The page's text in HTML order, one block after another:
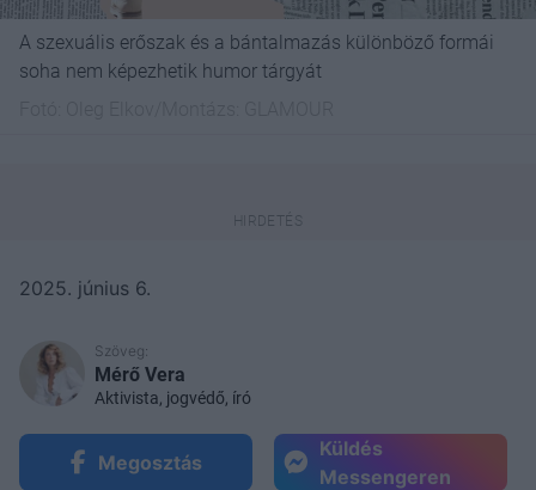
A szexuális erőszak és a bántalmazás különböző formái
soha nem képezhetik humor tárgyát
2025. június 6.
Szöveg:
Mérő Vera
Aktivista, jogvédő, író
Megosztás
Küldés
Messengeren